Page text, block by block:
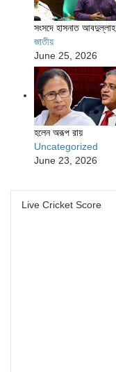
সংসদে হাসনাত আবদুল্লাহ
জাতীয়
June 25, 2026
হলেন অরূপ রায়
Uncategorized
June 23, 2026
Live Cricket Score